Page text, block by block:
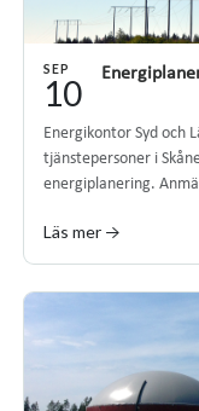
SEP
10
Energikontor Syd och
tjänstepersoner i
energiplanering.
Läs mer →